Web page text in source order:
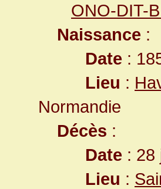
ONO-DIT-
Naissance :
Date :
Lieu :
Normandie
Décès :
Date : 28
Lieu :